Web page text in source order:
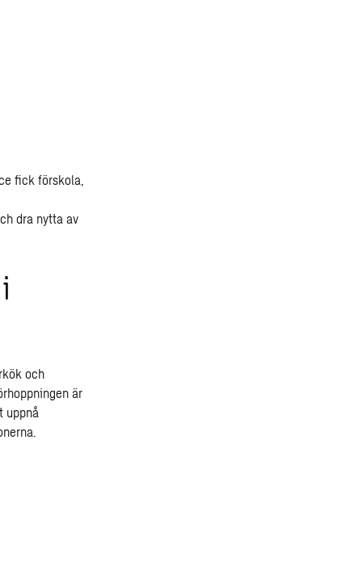
fick förskola,
dra nytta av
och
är
uppnå